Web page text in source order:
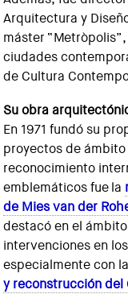
Arquitectura y
máster
ciudades
de Cultura
Su obra
En 1971 fundó su
proyectos de
reconocimiento
emblemáticos fue la
de Mies van der
destacó en el
intervenciones en
especialmente con
y reconstrucción del